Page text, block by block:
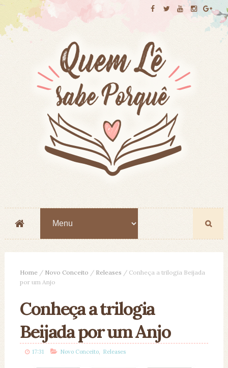
Home / Novo Conceito / Releases / Conheça a trilogia Beijada
por um Anjo
Conheça a trilogia
Beijada por um Anjo
17:31 Novo Conceito, Releases